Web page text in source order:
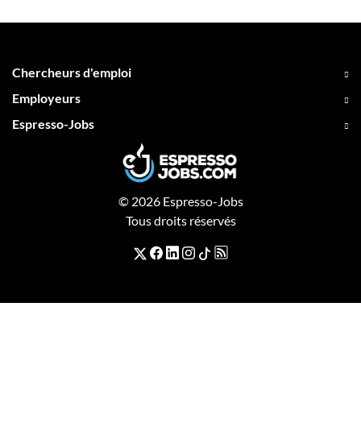
Chercheurs d'emploi
Employeurs
Espresso-Jobs
© 2026 Espresso-Jobs
Tous droits réservés